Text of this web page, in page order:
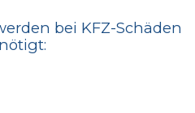
bei KFZ-Schäden